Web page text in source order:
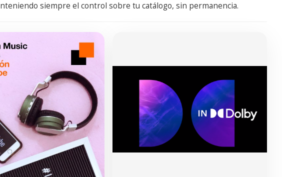
siempre el control sobre tu catálogo, sin permanencia.